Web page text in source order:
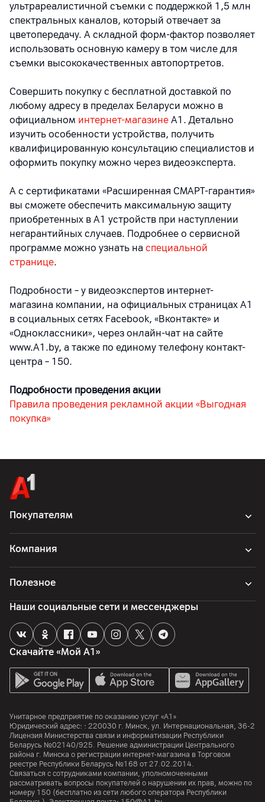
ультрареалистичной съемки с поддержкой 1,5 млн
спектральных каналов, который отвечает за
цветопередачу. А складной форм-фактор позволяет
использовать основную камеру в том числе для
съемки высококачественных автопортретов.
Совершить покупку с бесплатной доставкой по
любому адресу в пределах Беларуси можно в
официальном интернет-магазине А1. Детально
изучить особенности устройства, получить
квалифицированную консультацию специалистов и
оформить покупку можно через видеоэксперта.
А с сертификатами «Расширенная СМАРТ-гарантия»
вы сможете обеспечить максимальную защиту
приобретенных в А1 устройств при наступлении
негарантийных случаев. Подробнее о сервисной
программе можно узнать на специальной
странице.
Подробности – у видеоэкспертов интернет-
магазина компании, на официальных страницах A1
в социальных сетях Facebook, «Вконтакте» и
«Одноклассники», через онлайн-чат на сайте
www.A1.by, а также по единому телефону контакт-
центра – 150.
Подробности проведения акции
Правила проведения рекламной акции «Выгодная
покупка»
Покупателям
Компания
Полезное
Скачайте «Мой А1»
Наши социальные сети и мессенджеры
Унитарное предприятие по оказанию услуг «А1»
Юридический адрес: : 220030 г. Минск, ул. Интернациональная, 36-2
Лицензия Министерства связи и информатизации Республики
Беларусь №02140/925. Решение администрации Центрального
района г. Минска о регистрации интернет-магазина в Торговом
реестре Республики Беларусь №168 от 27.02.2014.
Связаться с сотрудниками компании, уполномоченными
рассматривать вопросы покупателей о нарушении их прав, можно по
номеру 150 (бесплатно из сети любого оператора Республики